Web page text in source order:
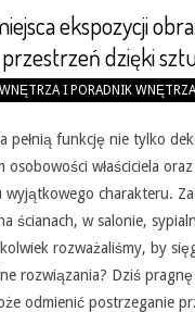
ekspozycji
dzięki
WNĘTRZA I PORADNIK
pełnią funkcję nie tylko
osobowości właściciela
charakteru.
ścianach, w salonie,
rozważaliśmy, by
rozwiązania? Dziś
odmienić postrzeganie